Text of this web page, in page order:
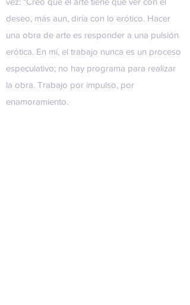
deseo, más aun, diría con lo erótico. Hacer
una obra de arte es responder a una pulsión
erótica. En mí, el trabajo nunca es un proceso
especulativo; no hay programa para realizar
la obra. Trabajo por impulso, por
enamoramiento.